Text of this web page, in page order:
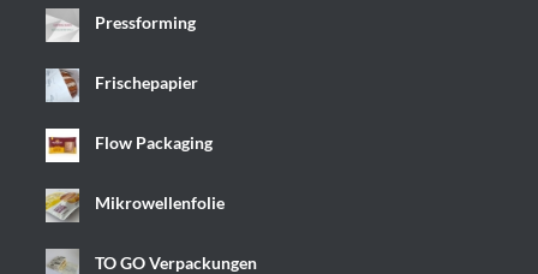
Pressforming
Frischepapier
Flow Packaging
Mikrowellenfolie
TO GO Verpackungen